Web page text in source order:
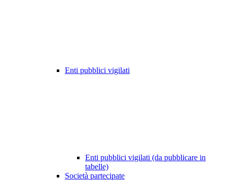
Enti pubblici vigilati
Enti pubblici vigilati (da pubblicare in
tabelle)
Società partecipate